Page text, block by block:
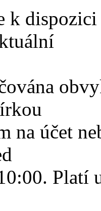
k
na účet
Platí